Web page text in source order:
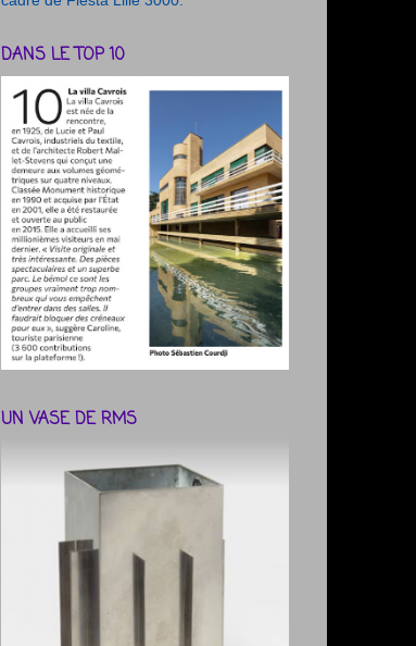
DANS LE TOP 10
UN VASE DE RMS